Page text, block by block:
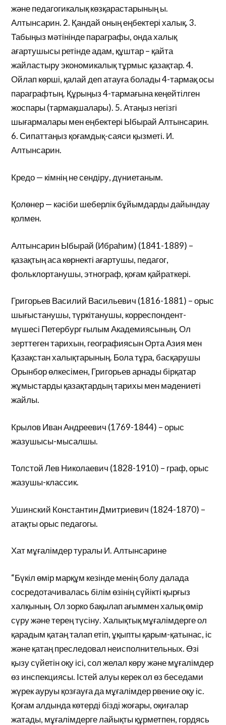
және педагогикалық көзқарастарының ы.
Алтынсарин. 2. Қандай оның еңбектері халық. 3.
Табыңыз мәтінінде параграфы, онда халық
ағартушысы ретінде адам, құштар – қайта
жайластыру экономикалық тұрмыс қазақтар. 4.
Ойлап көрші, қалай деп атауға болады 4-тармақ осы
параграфтың. Құрыңыз 4-тармағына кеңейтілген
жоспары (тармақшалары). 5. Атаңыз негізгі
шығармалары мен еңбектері Ыбырай Алтынсарин.
6. Сипаттаңыз қоғамдық-саяси қызметі. И.
Алтынсарин.
Кредо — кімнің не сендіру, дүниетаным.
Қолөнер — кәсіби шеберлік бұйымдарды дайындау
қолмен.
Алтынсарин Ыбырай (Ибраһим) (1841-1889) –
қазақтың аса көрнекті ағартушы, педагог,
фольклортанушы, этнограф, қоғам қайраткері.
Григорьев Василий Васильевич (1816-1881) – орыс
шығыстанушы, түркітанушы, корреспондент-
мүшесі Петербург ғылым Академиясының. Ол
зерттеген тарихын, географиясын Орта Азия мен
Қазақстан халықтарының. Бола тұра, басқарушы
Орынбор өлкесімен, Григорьев арнады бірқатар
жұмыстарды қазақтардың тарихы мен мәдениеті
жайлы.
Крылов Иван Андреевич (1769-1844) – орыс
жазушысы-мысалшы.
Толстой Лев Николаевич (1828-1910) – граф, орыс
жазушы-классик.
Ушинский Константин Дмитриевич (1824-1870) –
атақты орыс педагогы.
Хат мұғалімдер туралы И. Алтынсарине
“Бүкіл өмір марқұм кезінде менің болу далада
сосредотачивалась білім өзінің сүйікті қырғыз
халқының. Ол зорко бақылап ағыммен халық өмір
сүру және терең түсіну. Халықтық мұғалімдерге ол
қарадым қатаң талап етіп, ұқыпты қарым-қатынас, іс
және қатаң преследовал неисполнительных. Өзі
қызу сүйетін оқу ісі, сол желал көру және мұғалімдер
өз инспекциясы. Істей алуы керек ол өз беседами
жүрек ауруы қозғауға да мұғалімдер рвение оқу іс.
Қоғам алдында көтерді бізді жоғары, оқиғалар
жатады, мұғалімдерге лайықты құрметпен, гордясь